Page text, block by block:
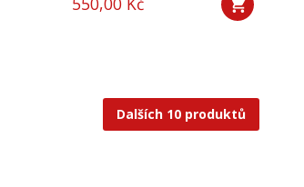
Dalších 10 produktů